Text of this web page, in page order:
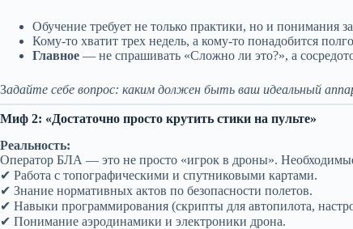
Обучение требует не только практики, но и понимания
Кому-то хватит трех недель, а кому-то понадобится
Главное — не спрашивать «Сложно ли это?», а
Задайте себе вопрос: каким должен быть ваш идеальный
Миф 2: «Достаточно просто крутить стики на пульте»
Реальность:
Оператор БЛА — это не просто «игрок в дроны».
✔ Работа с топографическими и спутниковыми картами.
✔ Знание нормативных актов по безопасности полетов.
✔ Навыки программирования (скрипты для автопилота,
✔ Понимание аэродинамики и электроники дрона.